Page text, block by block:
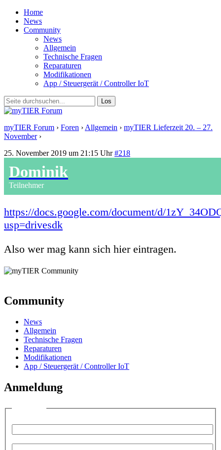
Home
News
Community
News
Allgemein
Technische Fragen
Reparaturen
Modifikationen
App / Steuergerät / Controller IoT
myTIER Forum › Foren › Allgemein › myTIER Lieferzeit 20. – 27.
November ›
25. November 2019 um 21:15 Uhr #218
Dominik
Teilnehmer
https://docs.google.com/document/d/
usp=drivesdk
Also wer mag kann sich hier eintragen.
Community
News
Allgemein
Technische Fragen
Reparaturen
Modifikationen
App / Steuergerät / Controller IoT
Anmeldung